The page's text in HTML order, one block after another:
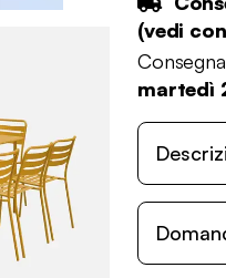
(vedi
martedì